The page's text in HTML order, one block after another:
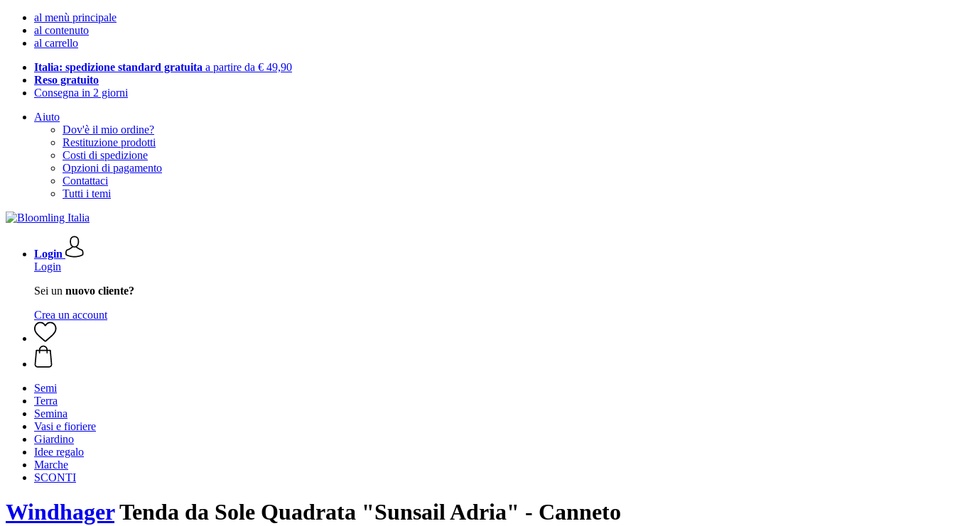
al menù principale
al contenuto
al carrello
Italia: spedizione standard gratuita a partire da € 49,90
Reso gratuito
Consegna in 2 giorni
Aiuto
Dov'è il mio ordine?
Restituzione prodotti
Costi di spedizione
Opzioni di pagamento
Contattaci
Tutti i temi
Login
Login
Sei un nuovo cliente?
Crea un account
Semi
Terra
Semina
Vasi e fioriere
Giardino
Idee regalo
Marche
SCONTI
WindhagerTenda da Sole Quadrata "Sunsail Adria" - Canneto